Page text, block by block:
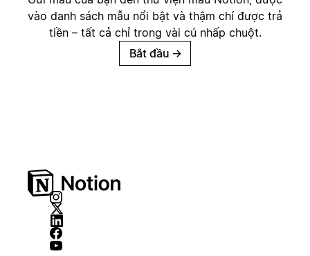
vào danh sách mẫu nổi bật và thậm chí được trả
tiền – tất cả chỉ trong vài cú nhấp chuột.
Bắt đầu →